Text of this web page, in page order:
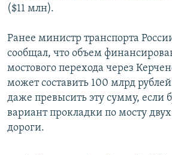
($11 млн).
Ранее министр транспорта
сообщал, что объем
мостового перехода через
может составить 100 млрд
даже превысить эту сумму, если
вариант прокладки по мосту
дороги.